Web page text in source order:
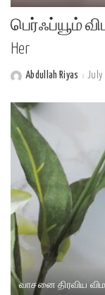
பெர்ஃப்யூம்
Her
PostedAbdullah Riyas July
வாசனை திரவிய